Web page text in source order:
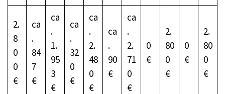
2.
8
0
0
€
ca
.
84
7
€
ca
.
1.
95
3
€
ca
.
32
0
€
ca
.
2.
48
0
€
ca
.
90
€
ca
.
2.
71
0
€
0
€
2.
80
0
€
0
€
2.
80
0
€